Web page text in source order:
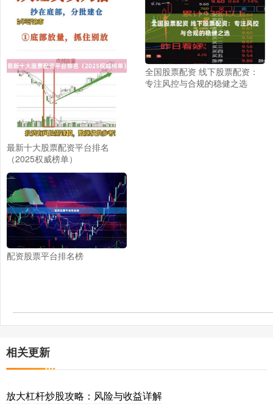
最新十大股票配资平台排名
（2025权威榜单）
全国股票配资 线下股票配资：
专注风控与合规的稳健之选
配资股票平台排名榜
相关更新
放大杠杆炒股攻略：风险与收益详解